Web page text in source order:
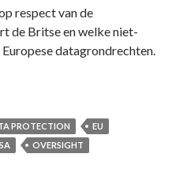
respect van de
de Britse en welke niet-
datagrondrechten.
Privacy voor Europese data
PROTECTION
EU
OVERSIGHT